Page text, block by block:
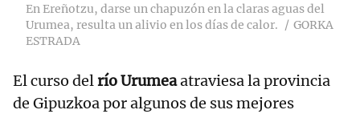
En Ereñotzu, darse un chapuzón en la claras aguas del
Urumea, resulta un alivio en los días de calor.
GORKA
ESTRADA
El curso delrío Urumeaatraviesa la provincia
de Gipuzkoa por algunos de sus mejores